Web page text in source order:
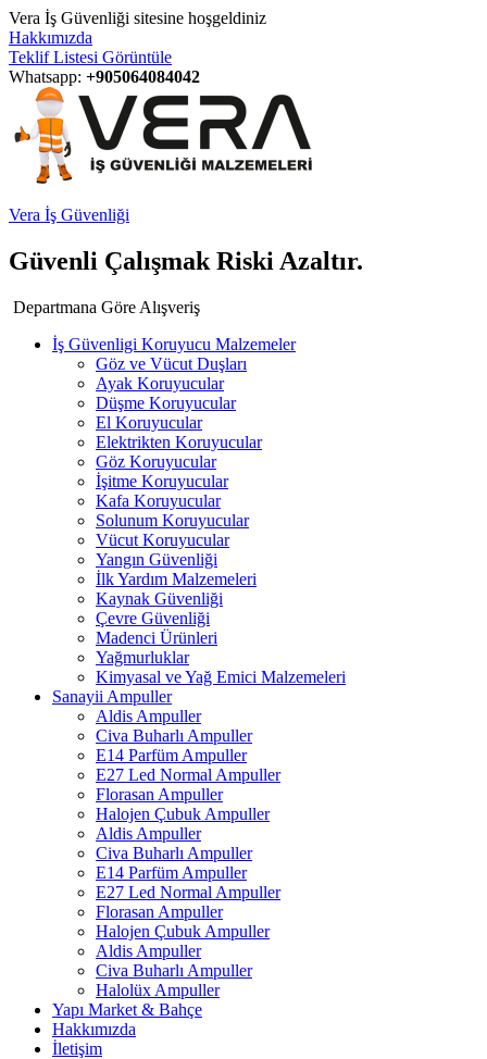
Vera İş Güvenliği sitesine hoşgeldiniz
Hakkımızda
Teklif Listesi Görüntüle
Whatsapp: +905064084042
Vera İş Güvenliği
Güvenli Çalışmak Riski Azaltır.
Departmana Göre Alışveriş
İş Güvenligi Koruyucu Malzemeler
Göz ve Vücut Duşları
Ayak Koruyucular
Düşme Koruyucular
El Koruyucular
Elektrikten Koruyucular
Göz Koruyucular
İşitme Koruyucular
Kafa Koruyucular
Solunum Koruyucular
Vücut Koruyucular
Yangın Güvenliği
İlk Yardım Malzemeleri
Kaynak Güvenliği
Çevre Güvenliği
Madenci Ürünleri
Yağmurluklar
Kimyasal ve Yağ Emici Malzemeleri
Sanayii Ampuller
Aldis Ampuller
Civa Buharlı Ampuller
E14 Parfüm Ampuller
E27 Led Normal Ampuller
Florasan Ampuller
Halojen Çubuk Ampuller
Aldis Ampuller
Civa Buharlı Ampuller
E14 Parfüm Ampuller
E27 Led Normal Ampuller
Florasan Ampuller
Halojen Çubuk Ampuller
Aldis Ampuller
Civa Buharlı Ampuller
Halolüx Ampuller
Yapı Market & Bahçe
Hakkımızda
İletişim